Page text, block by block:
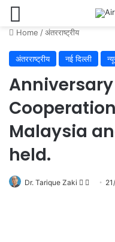
Home /अंतरराष्ट्रीय
अंतरराष्ट्रीय नई दिल्ली
Malaysia
held.
Dr. Tarique Zaki
Follow
Send